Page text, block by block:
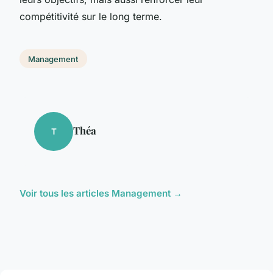
compétitivité sur le long terme.
Management
T Théa
Voir tous les articles Management →